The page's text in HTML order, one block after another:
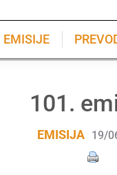
EMISIJE
101.
EMISIJA 19/